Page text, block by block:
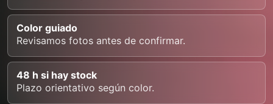
Color guiado
Revisamos fotos antes de confirmar.
48 h si hay stock
Plazo orientativo según color.